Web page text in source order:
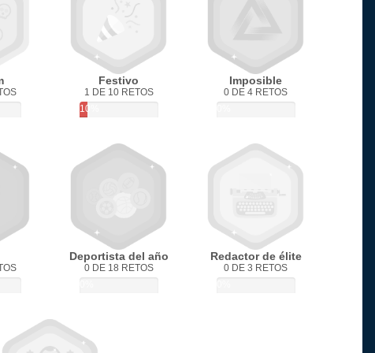
Festivo
1 DE 10 RETOS
10%
Imposible
0 DE 4 RETOS
Deportista del año
0 DE 18 RETOS
Redactor de élite
0 DE 3 RETOS